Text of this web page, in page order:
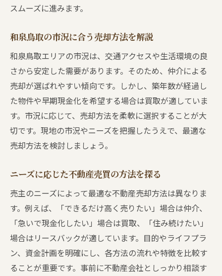
スムーズに進みます。
和泉鳥取の市況に合う売却方法を解説
和泉鳥取エリアの市況は、交通アクセスや生活環境の良
さから安定した需要があります。そのため、仲介による
売却が選ばれやすい傾向です。しかし、築年数が経過し
た物件や早期現金化を希望する場合は買取が適していま
す。市況に応じて、売却方法を柔軟に選択することが大
切です。現地の市況やニーズを把握したうえで、最適な
売却方法を検討しましょう。
ニーズに応じた不動産売買の方法を探る
売主のニーズによって最適な不動産売却方法は異なりま
す。例えば、「できるだけ高く売りたい」場合は仲介、
「急いで現金化したい」場合は買取、「住み続けたい」
場合はリースバックが適しています。目的やライフプラ
ン、資金計画を明確にし、各方法の流れや特徴を比較す
ることが重要です。事前に不動産会社としっかり相談す